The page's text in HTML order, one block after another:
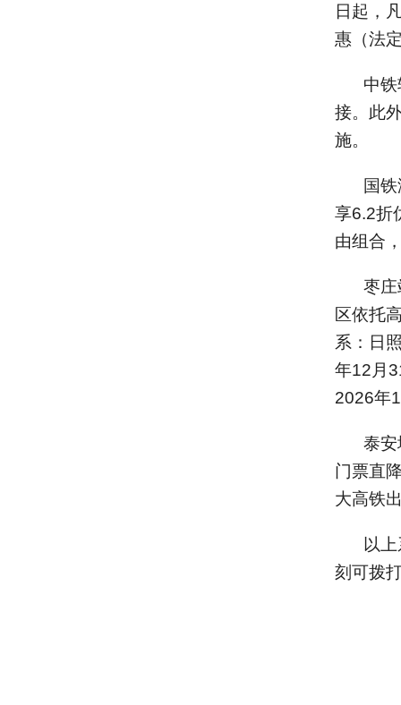
日起，
惠（法
中
接。此
施。
国
享6.2折
由组合
枣
区依托
系：日
年12月
2026年
泰
门票直
大高铁
以
刻可拨